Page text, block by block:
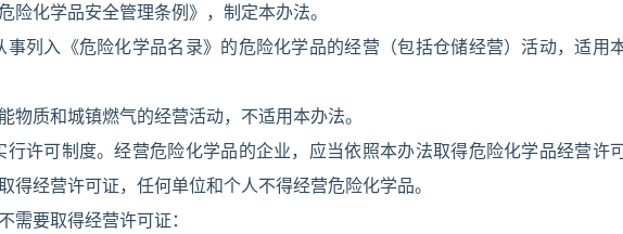
险化学品安全管理条例》，制定本办法。
列入《危险化学品名录》的危险化学品的经营（包括仓储经营）活动，适用
物质和城镇燃气的经营活动，不适用本办法。
许可制度。经营危险化学品的企业，应当依照本办法取得危险化学品经营许
得经营许可证，任何单位和个人不得经营危险化学品。
需要取得经营许可证：